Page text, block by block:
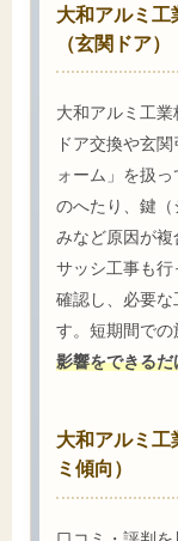
大和アルミ工
（玄関ドア）
大和アルミ工
ドア交換や玄
ォーム」を扱
のへたり、鍵
みなど原因が複
サッシ工事も
確認し、必要な
す。短期間での
影響をできる
大和アルミ工
ミ傾向）